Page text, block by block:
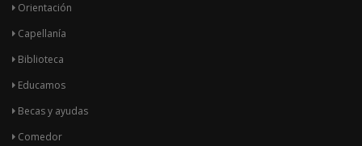
Orientación
Capellanía
Biblioteca
Educamos
Becas y ayudas
Comedor